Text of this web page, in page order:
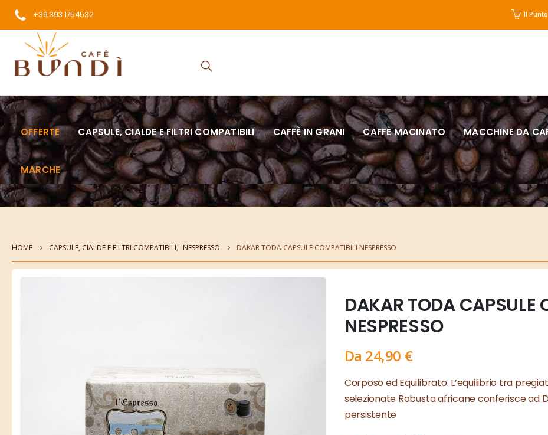
+39 393 1754532 Il
OFFERTE CAPSULE, CIALDE E FILTRI COMPATIBILI CAFFÈ IN GRANI CAFFÈ MACINATO MACCHINE DA
MARCHE
HOME CAPSULE, CIALDE E FILTRI COMPATIBILI, NESPRESSO DAKAR TODA CAPSULE COMPATIBILI NESPRESSO
DAKAR TODA CAPSULE
NESPRESSO
Da 24,90 €
Corposo ed Equilibrato. L’equilibrio tra
selezionate Robusta africane conferisce ad
persistente